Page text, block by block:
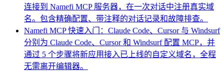
连接到 Namefi MCP 服务器，在一次对话中注册真实域
名。包含精确配置、带注释的对话记录和故障排查。
Namefi MCP 快速入门：Claude Code、Cursor 与 Windsurf
分别为 Claude Code、Cursor 和 Windsurf 配置 MCP，并
通过 5 个步骤将新应用接入已上线的自定义域名，全程
无需离开编辑器。